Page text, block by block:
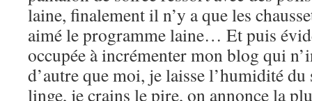
laine, finalement il n’y a que les
aimé le programme laine… Et puis
occupée à incrémenter mon blog qui
d’autre que moi, je laisse l’humidité
linge, je crains le pire, on annonce la